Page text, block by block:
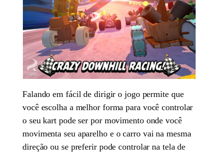
Falando em fácil de dirigir o jogo permite que
você escolha a melhor forma para você controlar
o seu kart pode ser por movimento onde você
movimenta seu aparelho e o carro vai na mesma
direção ou se preferir pode controlar na tela de